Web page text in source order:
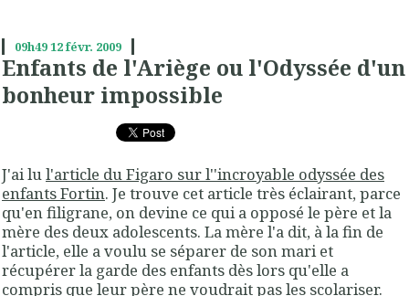
09h4912févr. 2009
Enfants de l'Ariège ou l'Odyssée d'un
bonheur impossible
J'ai lu l'article du Figaro sur l''incroyable odyssée des
enfants Fortin. Je trouve cet article très éclairant, parce
qu'en filigrane, on devine ce qui a opposé le père et la
mère des deux adolescents. La mère l'a dit, à la fin de
l'article, elle a voulu se séparer de son mari et
récupérer la garde des enfants dès lors qu'elle a
compris que leur père ne voudrait pas les scolariser.